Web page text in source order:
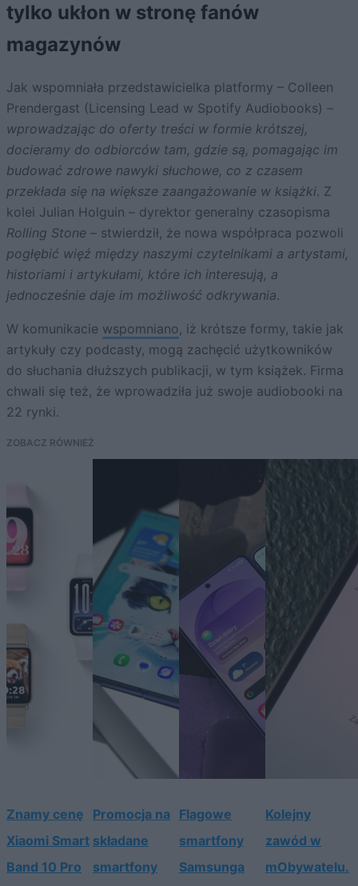
tylko ukłon w stronę fanów
magazynów
Jak wspomniała przedstawicielka platformy – Colleen
Prendergast (Licensing Lead w Spotify Audiobooks) –
wprowadzając do oferty treści w formie krótszej,
docieramy do odbiorców tam, gdzie są, pomagając im
budować zdrowe nawyki słuchowe, co z czasem
przekłada się na większe zaangażowanie w książki. Z
kolei Julian Holguin – dyrektor generalny czasopisma
Rolling Stone – stwierdził, że nowa współpraca pozwoli
pogłębić więź między naszymi czytelnikami a artystami,
historiami i artykułami, które ich interesują, a
jednocześnie daje im możliwość odkrywania.
W komunikacie wspomniano, iż krótsze formy, takie jak
artykuły czy podcasty, mogą zachęcić użytkowników
do słuchania dłuższych publikacji, w tym książek. Firma
chwali się też, że wprowadziła już swoje audiobooki na
22 rynki.
ZOBACZ RÓWNIEŻ
Znamy cenę
Xiaomi Smart
Band 10 Pro
Promocja na
składane
smartfony
Flagowe
smartfony
Samsunga
Kolejny
zawód w
mObywatelu.